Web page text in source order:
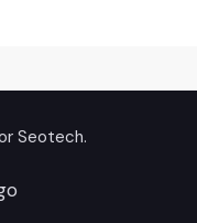
Seotech.